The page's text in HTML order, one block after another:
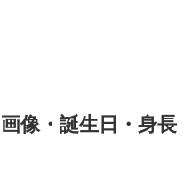
像・誕生日・身長